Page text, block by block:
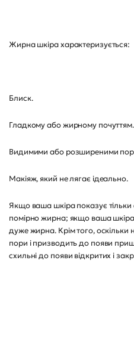
Жирна шкіра характеризується:
Блиск.
Гладкому або жирному почуттям.
Видимими або розширеними
Макіяж, який не лягає ідеально.
Якщо ваша шкіра показує
помірно жирна; якщо ваша шкіра
дуже жирна. Крім того,
пори і призводить до появи
схильні до появи відкритих і